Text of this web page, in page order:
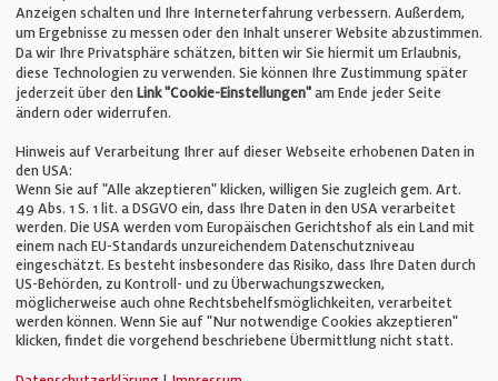
Unternehmen
Impressum
Cookie-Einstellungen
AGB
© Verlag für Fachpublizistik GmbH
Anzeigen schalten und Ihre Interneterfahrung verbessern. Außerdem,
um Ergebnisse zu messen oder den Inhalt unserer Website abzustimmen.
Da wir Ihre Privatsphäre schätzen, bitten wir Sie hiermit um Erlaubnis,
diese Technologien zu verwenden. Sie können Ihre Zustimmung später
jederzeit über den Link "Cookie-Einstellungen" am Ende jeder Seite
ändern oder widerrufen.
Hinweis auf Verarbeitung Ihrer auf dieser Webseite erhobenen Daten in
den USA:
Wenn Sie auf "Alle akzeptieren" klicken, willigen Sie zugleich gem. Art.
49 Abs. 1 S. 1 lit. a DSGVO ein, dass Ihre Daten in den USA verarbeitet
werden. Die USA werden vom Europäischen Gerichtshof als ein Land mit
einem nach EU-Standards unzureichendem Datenschutzniveau
eingeschätzt. Es besteht insbesondere das Risiko, dass Ihre Daten durch
US-Behörden, zu Kontroll- und zu Überwachungszwecken,
möglicherweise auch ohne Rechtsbehelfsmöglichkeiten, verarbeitet
werden können. Wenn Sie auf "Nur notwendige Cookies akzeptieren"
klicken, findet die vorgehend beschriebene Übermittlung nicht statt.